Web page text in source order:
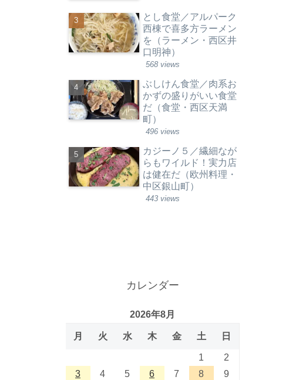
とし食堂／アルパーク
西棟で喜多方ラーメン
を（ラーメン・西区井
口明神）
568 views
ぶしけん食堂／肉系お
かずの盛りがいい食堂
だ（食堂・西区天満
町）
496 views
カジーノ５／繊細なが
らもワイルド！実力店
は健在だ（欧州料理・
中区銀山町）
443 views
カレンダー
2026年8月
月 火 水 木 金 土 日
1
2
3
4 5 6 7 8
9